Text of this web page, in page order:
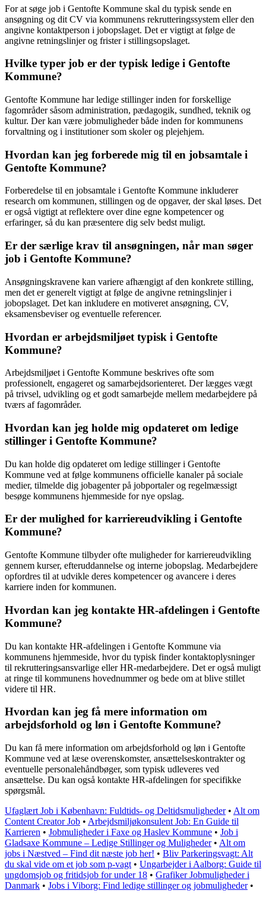
For at søge job i Gentofte Kommune skal du typisk sende en
ansøgning og dit CV via kommunens rekrutteringssystem eller den
angivne kontaktperson i jobopslaget. Det er vigtigt at følge de
angivne retningslinjer og frister i stillingsopslaget.
Hvilke typer job er der typisk ledige i Gentofte
Kommune?
Gentofte Kommune har ledige stillinger inden for forskellige
fagområder såsom administration, pædagogik, sundhed, teknik og
kultur. Der kan være jobmuligheder både inden for kommunens
forvaltning og i institutioner som skoler og plejehjem.
Hvordan kan jeg forberede mig til en jobsamtale i
Gentofte Kommune?
Forberedelse til en jobsamtale i Gentofte Kommune inkluderer
research om kommunen, stillingen og de opgaver, der skal løses. Det
er også vigtigt at reflektere over dine egne kompetencer og
erfaringer, så du kan præsentere dig selv bedst muligt.
Er der særlige krav til ansøgningen, når man søger
job i Gentofte Kommune?
Ansøgningskravene kan variere afhængigt af den konkrete stilling,
men det er generelt vigtigt at følge de angivne retningslinjer i
jobopslaget. Det kan inkludere en motiveret ansøgning, CV,
eksamensbeviser og eventuelle referencer.
Hvordan er arbejdsmiljøet typisk i Gentofte
Kommune?
Arbejdsmiljøet i Gentofte Kommune beskrives ofte som
professionelt, engageret og samarbejdsorienteret. Der lægges vægt
på trivsel, udvikling og et godt samarbejde mellem medarbejdere på
tværs af fagområder.
Hvordan kan jeg holde mig opdateret om ledige
stillinger i Gentofte Kommune?
Du kan holde dig opdateret om ledige stillinger i Gentofte
Kommune ved at følge kommunens officielle kanaler på sociale
medier, tilmelde dig jobagenter på jobportaler og regelmæssigt
besøge kommunens hjemmeside for nye opslag.
Er der mulighed for karriereudvikling i Gentofte
Kommune?
Gentofte Kommune tilbyder ofte muligheder for karriereudvikling
gennem kurser, efteruddannelse og interne jobopslag. Medarbejdere
opfordres til at udvikle deres kompetencer og avancere i deres
karriere inden for kommunen.
Hvordan kan jeg kontakte HR-afdelingen i Gentofte
Kommune?
Du kan kontakte HR-afdelingen i Gentofte Kommune via
kommunens hjemmeside, hvor du typisk finder kontaktoplysninger
til rekrutteringsansvarlige eller HR-medarbejdere. Det er også muligt
at ringe til kommunens hovednummer og bede om at blive stillet
videre til HR.
Hvordan kan jeg få mere information om
arbejdsforhold og løn i Gentofte Kommune?
Du kan få mere information om arbejdsforhold og løn i Gentofte
Kommune ved at læse overenskomster, ansættelseskontrakter og
eventuelle personalehåndbøger, som typisk udleveres ved
ansættelse. Du kan også kontakte HR-afdelingen for specifikke
spørgsmål.
Ufaglært Job i København: Fuldtids- og Deltidsmuligheder• Alt om
Content Creator Job • Arbejdsmiljøkonsulent Job: En Guide til
Karrieren • Jobmuligheder i Faxe og Haslev Kommune • Job i
Gladsaxe Kommune – Ledige Stillinger og Muligheder• Alt om
jobs i Næstved – Find dit næste job her! • Bliv Parkeringsvagt: Alt
du skal vide om et job som p-vagt • Ungarbejder i Aalborg: Guide til
ungdomsjob og fritidsjob for under 18 • Grafiker Jobmuligheder i
Danmark • Jobs i Viborg: Find ledige stillinger og jobmuligheder•